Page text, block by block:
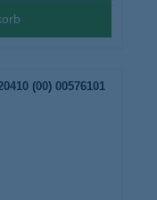
(00) 00576101